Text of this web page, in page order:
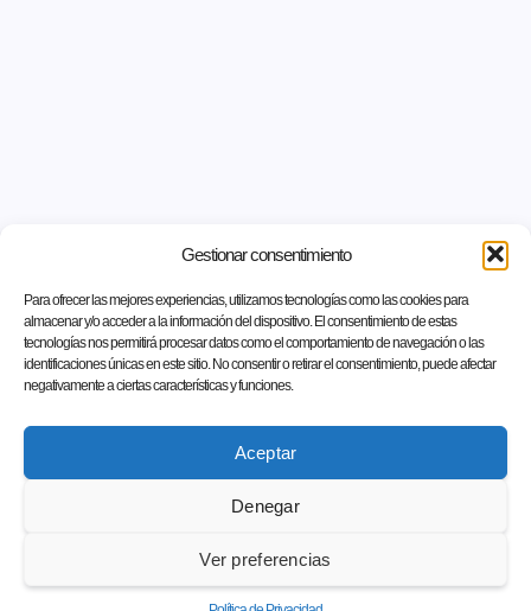
Gestionar consentimiento
Para ofrecer las mejores experiencias, utilizamos tecnologías como las cookies para
almacenar y/o acceder a la información del dispositivo. El consentimiento de estas
tecnologías nos permitirá procesar datos como el comportamiento de navegación o las
identificaciones únicas en este sitio. No consentir o retirar el consentimiento, puede afectar
negativamente a ciertas características y funciones.
Aceptar
Denegar
Ver preferencias